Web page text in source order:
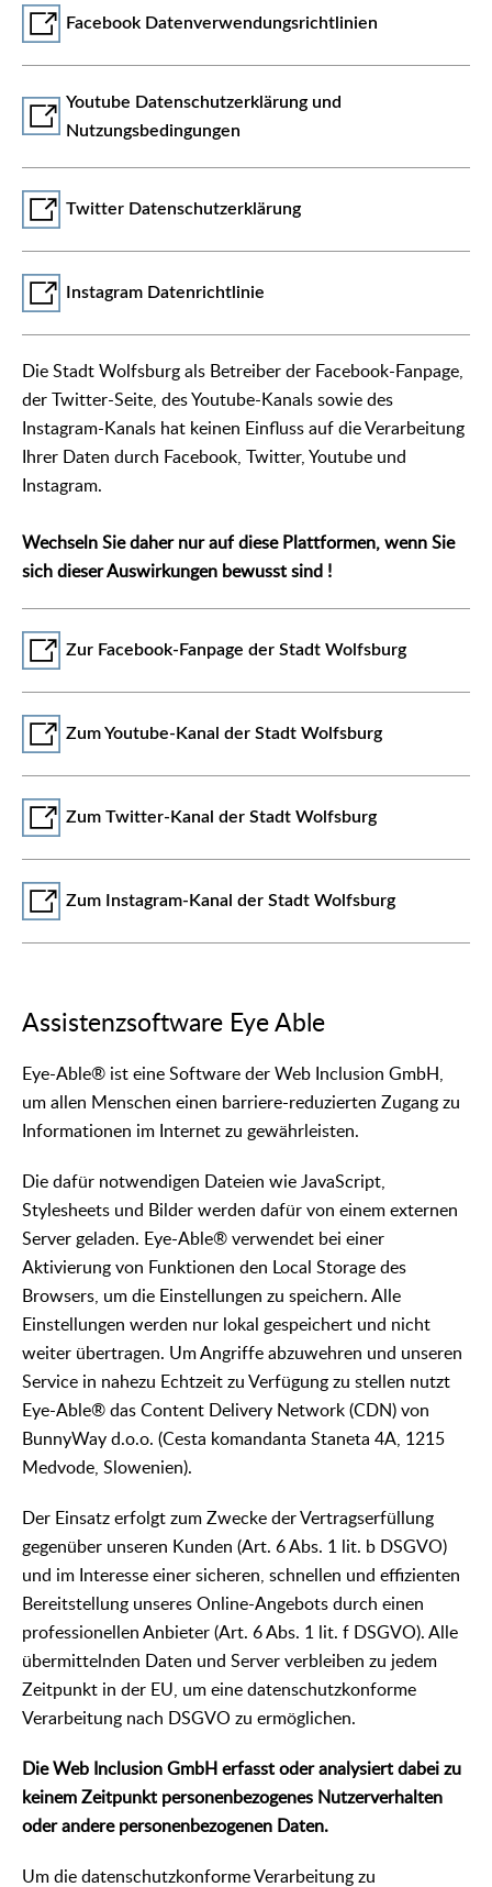
Facebook Datenverwendungsrichtlinien
Youtube Datenschutzerklärung und
Nutzungsbedingungen
Twitter Datenschutzerklärung
Instagram Datenrichtlinie
Die Stadt Wolfsburg als Betreiber der Facebook-Fanpage,
der Twitter-Seite, des Youtube-Kanals sowie des
Instagram-Kanals hat keinen Einfluss auf die Verarbeitung
Ihrer Daten durch Facebook, Twitter, Youtube und
Instagram.
Wechseln Sie daher nur auf diese Plattformen, wenn Sie
sich dieser Auswirkungen bewusst sind !
Zur Facebook-Fanpage der Stadt Wolfsburg
Zum Youtube-Kanal der Stadt Wolfsburg
Zum Twitter-Kanal der Stadt Wolfsburg
Zum Instagram-Kanal der Stadt Wolfsburg
Assistenzsoftware Eye Able
Eye-Able® ist eine Software der Web Inclusion GmbH,
um allen Menschen einen barriere-reduzierten Zugang zu
Informationen im Internet zu gewährleisten.
Die dafür notwendigen Dateien wie JavaScript,
Stylesheets und Bilder werden dafür von einem externen
Server geladen. Eye-Able® verwendet bei einer
Aktivierung von Funktionen den Local Storage des
Browsers, um die Einstellungen zu speichern. Alle
Einstellungen werden nur lokal gespeichert und nicht
weiter übertragen. Um Angriffe abzuwehren und unseren
Service in nahezu Echtzeit zu Verfügung zu stellen nutzt
Eye-Able® das Content Delivery Network (CDN) von
BunnyWay d.o.o. (Cesta komandanta Staneta 4A, 1215
Medvode, Slowenien).
Der Einsatz erfolgt zum Zwecke der Vertragserfüllung
gegenüber unseren Kunden (Art. 6 Abs. 1 lit. b DSGVO)
und im Interesse einer sicheren, schnellen und effizienten
Bereitstellung unseres Online-Angebots durch einen
professionellen Anbieter (Art. 6 Abs. 1 lit. f DSGVO). Alle
übermittelnden Daten und Server verbleiben zu jedem
Zeitpunkt in der EU, um eine datenschutzkonforme
Verarbeitung nach DSGVO zu ermöglichen.
Die Web Inclusion GmbH erfasst oder analysiert dabei zu
keinem Zeitpunkt personenbezogenes Nutzerverhalten
oder andere personenbezogenen Daten.
Um die datenschutzkonforme Verarbeitung zu